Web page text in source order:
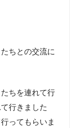
ちとの交流に
ちを連れて行
行きました
ってもらいま